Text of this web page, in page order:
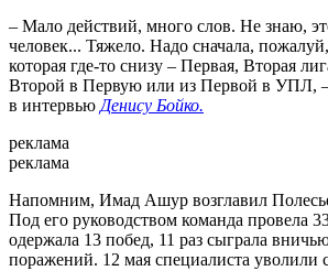
– Мало действий, много слов. Не знаю,
человек... Тяжело. Надо сначала,
которая где-то снизу – Первая, Вторая
Второй в Первую или из Первой в УПЛ, –
в интервью Денису Бойко.
реклама
реклама
Напомним, Имад Ашур возглавил
Под его руководством команда провела
одержала 13 побед, 11 раз сыграла
поражений. 12 мая специалиста уволили